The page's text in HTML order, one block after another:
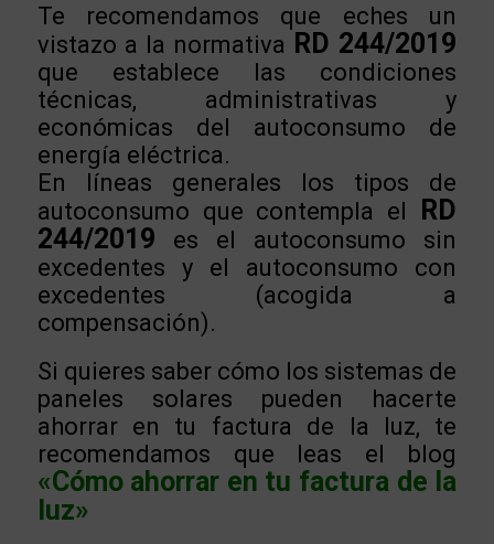
Te recomendamos que eches un
vistazo a la normativa RD 244/2019
que establece las condiciones
técnicas, administrativas y
económicas del autoconsumo de
energía eléctrica.
En líneas generales los tipos de
autoconsumo que contempla el
RD
244/2019 es el autoconsumo sin
excedentes y el autoconsumo con
excedentes (acogida a
compensación).
Si quieres saber cómo los sistemas de
paneles solares pueden hacerte
ahorrar en tu factura de la luz, te
recomendamos que leas el blog
«Cómo ahorrar en tu factura de la
luz»